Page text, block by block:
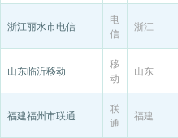
浙江丽水市电信
电
信
浙江
山东临沂移动
移
动
山东
福建福州市联通
联
通
福建